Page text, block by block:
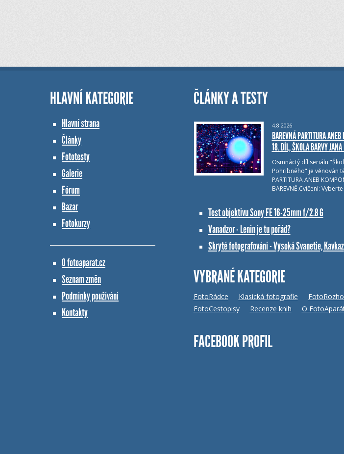
HLAVNÍ KATEGORIE
Hlavní strana
Články
Fototesty
Galerie
Fórum
Bazar
Fotokurzy
O fotoaparat.cz
Seznam změn
Podmínky používání
Kontakty
ČLÁNKY A TESTY
4.8.2026
BAREVNÁ PARTITURA ANEB
18. DÍL, ŠKOLA BARVY
Osmnáctý díl seriálu
Pohribného" je věnován
PARTITURA ANEB
BAREVNĚ.Cvičení:
Test objektivu Sony FE 16-25mm f/2.8 G
Vanadzor - Lenin je tu pořád?
Skryté fotografování - Vysoká Svanetie, Kavkaz
VYBRANÉ KATEGORIE
FotoRádce Klasická fotografie
FotoCestopisy
Recenze knih O
FACEBOOK PROFIL